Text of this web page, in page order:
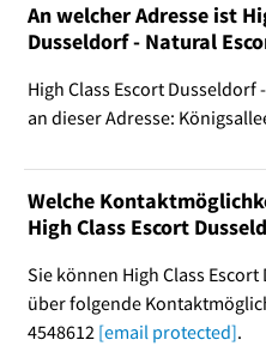
An welcher Adresse ist
Dusseldorf - Natural
High Class Escort
an dieser Adresse:
Welche
High Class Escort
Sie können High Class
über folgende
4548612 [email protected].